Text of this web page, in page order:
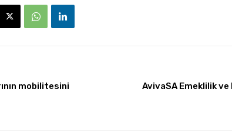
mobilitesini
AvivaSA Emeklilik